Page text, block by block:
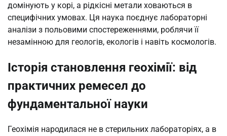
домінують у корі, а рідкісні метали ховаються в
специфічних умовах. Ця наука поєднує лабораторні
аналізи з польовими спостереженнями, роблячи її
незамінною для геологів, екологів і навіть космологів.
Історія становлення геохімії: від
практичних ремесел до
фундаментальної науки
Геохімія народилася не в стерильних лабораторіях, а в